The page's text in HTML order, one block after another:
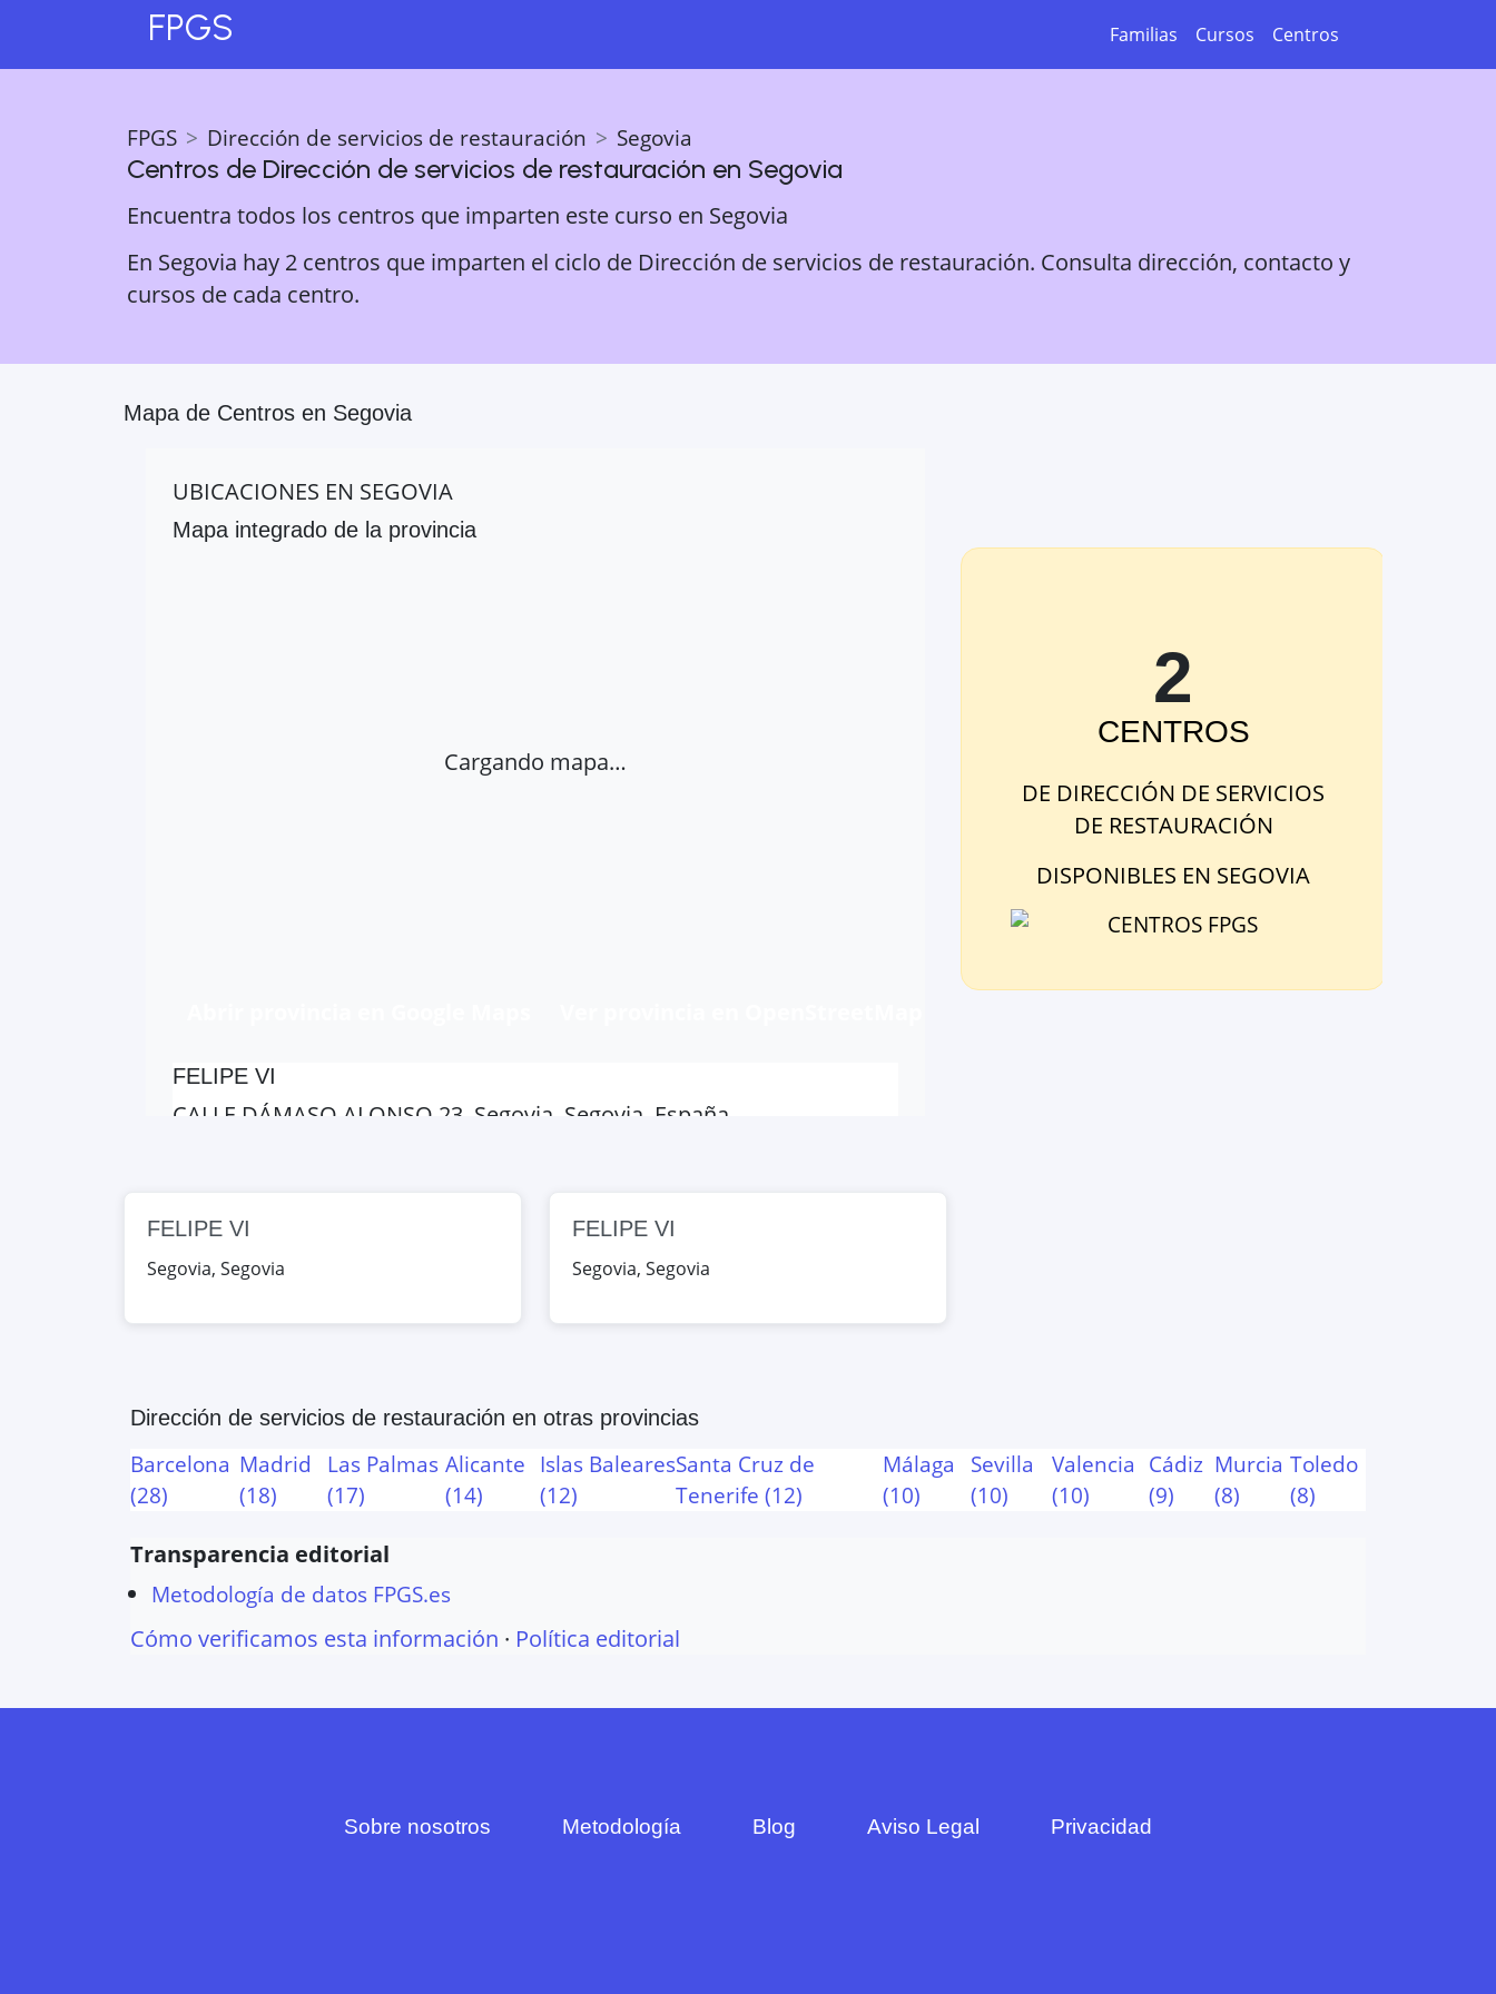
FPGS Familias Cursos Centros
FPGS Dirección de servicios de restauración Segovia
Centros de Dirección de servicios de restauración en Segovia
Encuentra todos los centros que imparten este curso en Segovia
En Segovia hay 2 centros que imparten el ciclo de Dirección de servicios de restauración. Consulta dirección, contacto y
cursos de cada centro.
Mapa de Centros en Segovia
UBICACIONES EN SEGOVIA
Mapa integrado de la provincia
Cargando mapa…
FELIPE VI
CALLE DÁMASO ALONSO 23, Segovia, Segovia, España
2
CENTROS
DE DIRECCIÓN DE SERVICIOS
DE RESTAURACIÓN
DISPONIBLES EN SEGOVIA
FELIPE VI
Segovia, Segovia
FELIPE VI
Segovia, Segovia
Dirección de servicios de restauración en otras provincias
Barcelona
(28)
Madrid
(18)
Las Palmas
(17)
Alicante
(14)
Islas Baleares
(12)
Santa Cruz de
Tenerife (12)
Málaga
(10)
Sevilla
(10)
Valencia
(10)
Cádiz
(9)
Murcia
(8)
Toledo
(8)
Transparencia editorial
Metodología de datos FPGS.es
Cómo verificamos esta información · Política editorial
Sobre nosotros Metodología Blog Aviso Legal Privacidad